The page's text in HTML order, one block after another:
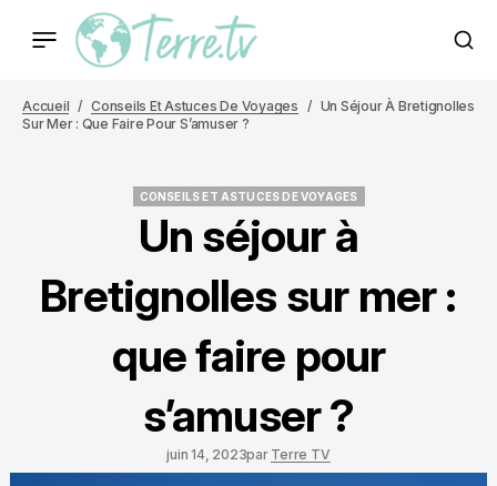
Accueil Conseils Et Astuces De Voyages
Un Séjour À Bretignolles
Sur Mer : Que Faire Pour S’amuser ?
CONSEILS ET ASTUCES DE VOYAGES
Un séjour à
Bretignolles sur mer :
que faire pour
s’amuser ?
juin 14, 2023par Terre TV